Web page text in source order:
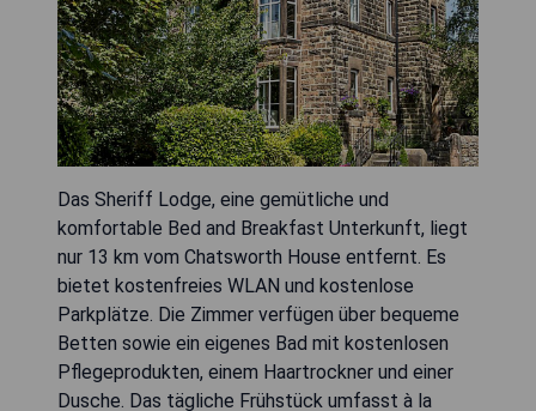
Das Sheriff Lodge, eine gemütliche und
komfortable Bed and Breakfast Unterkunft, liegt
nur 13 km vom Chatsworth House entfernt. Es
bietet kostenfreies WLAN und kostenlose
Parkplätze. Die Zimmer verfügen über bequeme
Betten sowie ein eigenes Bad mit kostenlosen
Pflegeprodukten, einem Haartrockner und einer
Dusche. Das tägliche Frühstück umfasst à la